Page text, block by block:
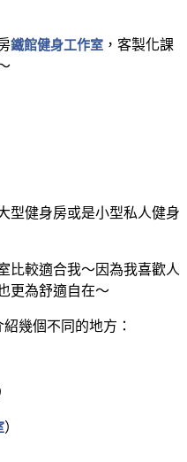
鐵館健身工作室 ，客製化課
型健身房或是小型私人健身
比較適合我～因為我喜歡人
更為舒適自在～
幾個不同的地方：
）